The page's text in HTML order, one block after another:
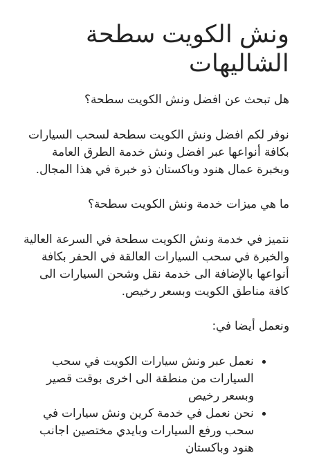
ونش الكويت سطحة
الشاليهات
هل تبحث عن افضل ونش الكويت سطحة؟
نوفر لكم افضل ونش الكويت سطحة لسحب السيارات
بكافة أنواعها عبر افضل ونش خدمة الطرق العامة
وبخبرة عمال هنود وباكستان ذو خبرة في هذا المجال.
ما هي ميزات خدمة ونش الكويت سطحة؟
نتميز في خدمة ونش الكويت سطحة في السرعة العالية
والخبرة في سحب السيارات العالقة في الحفر بكافة
أنواعها بالإضافة الى خدمة نقل وشحن السيارات الى
كافة مناطق الكويت وبسعر رخيص.
ونعمل أيضا في:
نعمل عبر ونش سيارات الكويت في سحب
السيارات من منطقة الى اخرى بوقت قصير
وبسعر رخيص
نحن نعمل في خدمة كرين ونش سيارات في
سحب ورفع السيارات وبايدي مختصين اجانب
هنود وباكستان